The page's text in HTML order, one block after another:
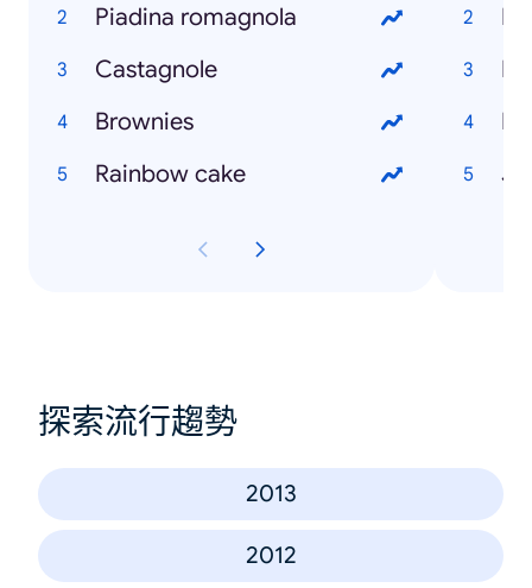
Piadina romagnola
Castagnole
Brownies
Rainbow cake
探索流行趨勢
2013
2012